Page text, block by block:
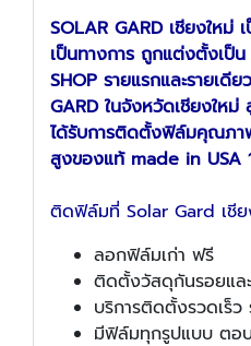
SOLAR GARD เชียงใหม่
เป็นทางการ ถูกแต่งตั้งเป็น
SHOP รายแรกและรายเดี
GARD ในจังหวัดเชียงใหม่
ได้รับการติดตั้งฟิล์มคุณภ
สูงของแท้ made in USA
ติดฟิล์มที่ Solar Gard เชีย
ลอกฟิล์มเก่า ฟรี
ติดตั้งวัสดุกันรอยแล
บริการติดตั้งรวดเร็ว
มีฟิล์มทุกรูปแบบ ตอ